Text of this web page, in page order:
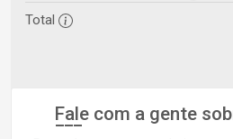
Total
Fale com a gente